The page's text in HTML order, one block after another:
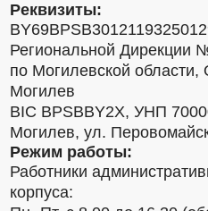
Реквизиты:
Региональной Дирекции
по Могилевской
Могилев
BIC BPSBBY2X, УНП
Могилев, ул.
Режим работы:
Работники
корпуса: